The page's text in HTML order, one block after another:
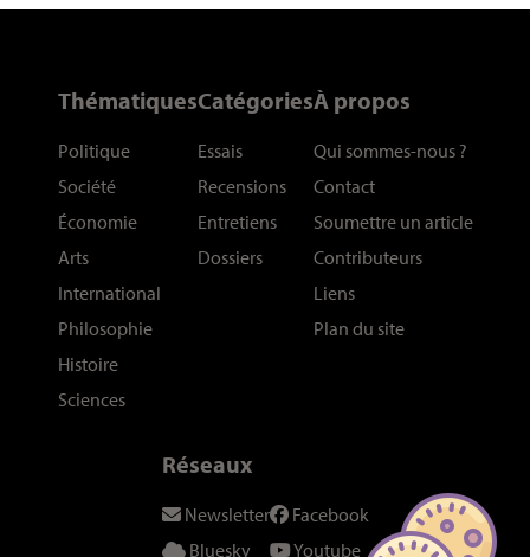
Thématiques
Politique
Société
Économie
Arts
International
Philosophie
Histoire
Sciences
Catégories
Essais
Recensions
Entretiens
Dossiers
À propos
Qui sommes-nous ?
Contact
Soumettre un article
Contributeurs
Liens
Plan du site
Réseaux
Newsletter
Bluesky
Facebook
Youtube